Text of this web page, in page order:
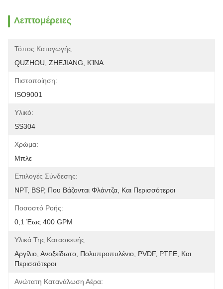
Λεπτομέρειες
Τόπος Καταγωγής:
QUZHOU, ZHEJIANG, ΚΊΝΑ
Πιστοποίηση:
ISO9001
Υλικό:
SS304
Χρώμα:
Μπλε
Επιλογές Σύνδεσης:
NPT, BSP, Που Βάζονται Φλάντζα, Και Περισσότεροι
Ποσοστό Ροής:
0,1 Έως 400 GPM
Υλικά Της Κατασκευής:
Αργίλιο, Ανοξείδωτο, Πολυπροπυλένιο, PVDF, PTFE, Και
Περισσότεροι
Ανώτατη Κατανάλωση Αέρα: